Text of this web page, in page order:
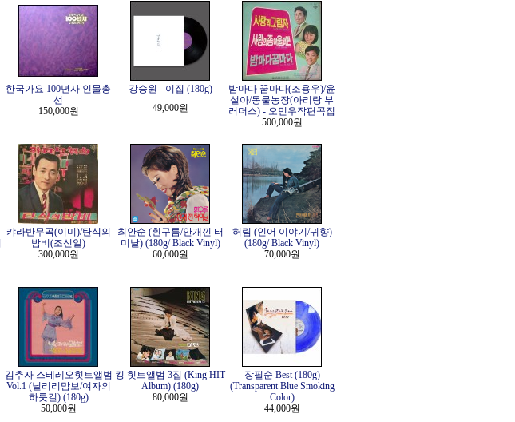
한국가요 100년사 인물총
선
150,000원
강승원 - 이집 (180g)
49,000원
밤마다 꿈마다(조용우)/윤
설아/동물농장(아리랑 부
러더스) - 오민우작편곡집
500,000원
캬라반무곡(이미)/탄식의
밤비(조신일)
300,000원
최안순 (흰구름/안개낀 터
미날) (180g/ Black Vinyl)
60,000원
허림 (인어 이야기/귀향)
(180g/ Black Vinyl)
70,000원
김추자 스테레오힛트앨범
Vol.1 (닐리리맘보/여자의
하룻길) (180g)
50,000원
킹 힛트앨범 3집 (King HIT
Album) (180g)
80,000원
장필순 Best (180g)
(Transparent Blue Smoking
Color)
44,000원